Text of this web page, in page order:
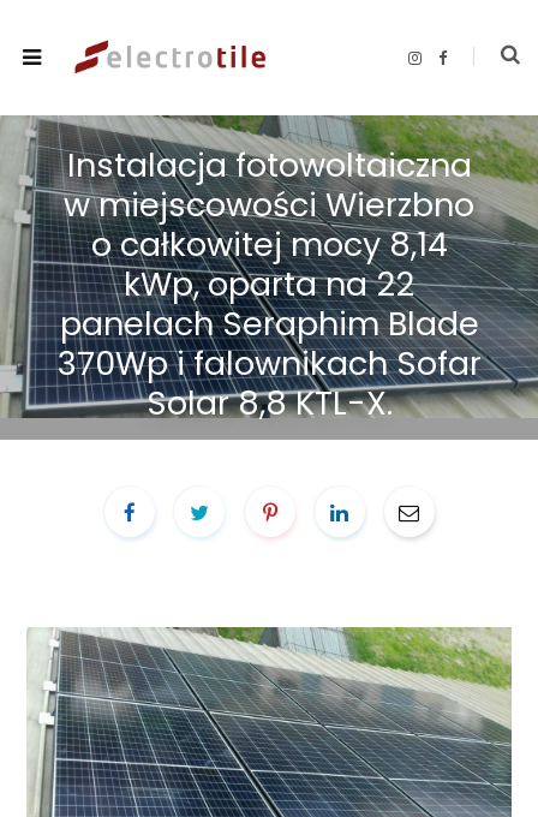
I
a
g
r
a
m
F
b
o
o
k
Instalacja fotowoltaiczna
w miejscowości Wierzbno
o całkowitej mocy 8,14
kWp, oparta na 22
panelach Seraphim Blade
370Wp i falownikach Sofar
Solar 8,8 KTL-X.